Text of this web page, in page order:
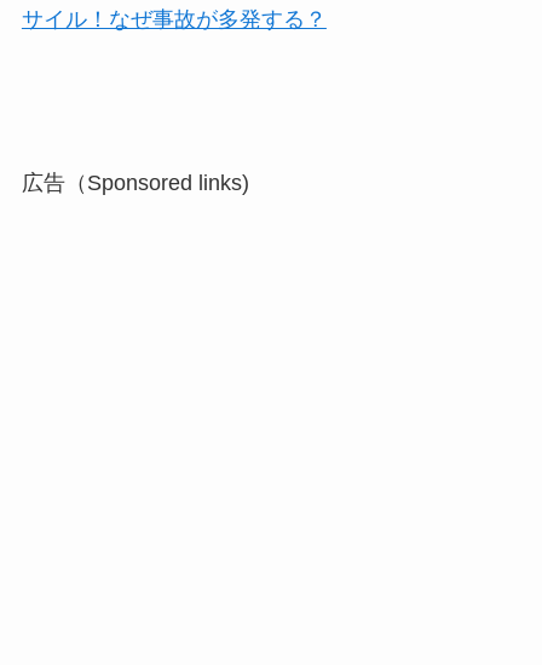
サイル！なぜ事故が多発する？
広告（Sponsored links)